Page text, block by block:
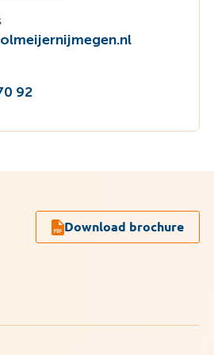
92
Download brochure